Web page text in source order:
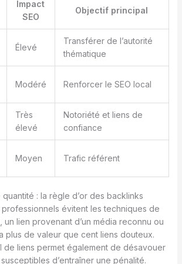
Impact
SEO
Objectif principal
Élevé
Transférer de l’autorité
thématique
Modéré Renforcer le SEO local
Très
élevé
Notoriété et liens de
confiance
Moyen Trafic référent
: la règle d’or des backlinks
professionnels évitent les techniques de
un lien provenant d’un média reconnu ou
plus de valeur que cent liens douteux.
de liens permet également de désavouer
d’entraîner une pénalité.